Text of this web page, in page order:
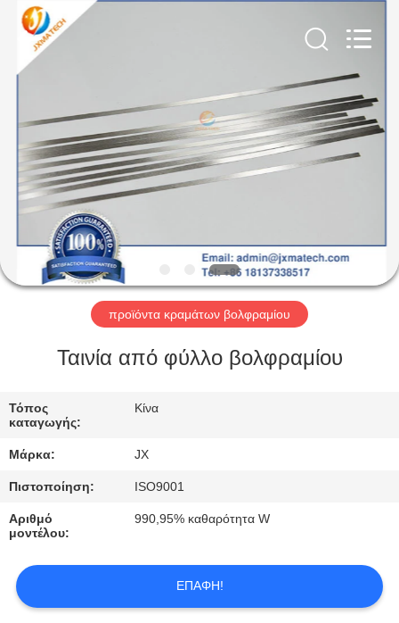
ΠΡΟΪΌΝΤΑ
ΠΕΡΊΠΟΥ
ΕΜΕΊΣ
ΓΎΡΟΣ
ΕΡΓΟΣΤΑΣΊΩΝ
ΕΛΆΤΕ
ΣΕ
ΕΠΑΦΉ
ΜΕ
ΠΕΡΙΠΤΏΣΕΙΣ
Rights
Reserved.
Developed
ECER
προϊόντα κραμάτων βολφραμίου
Ταινία από φύλλο βολφραμίου
Τόπος
καταγωγής:
Κίνα
Μάρκα: JX
Πιστοποίηση: ISO9001
Αριθμό
μοντέλου:
990,95% καθαρότητα W
ΕΠΑΦΉ!